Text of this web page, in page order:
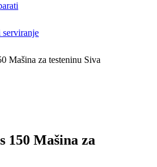
serviranje
Mašina za testeninu Siva
150 Mašina za